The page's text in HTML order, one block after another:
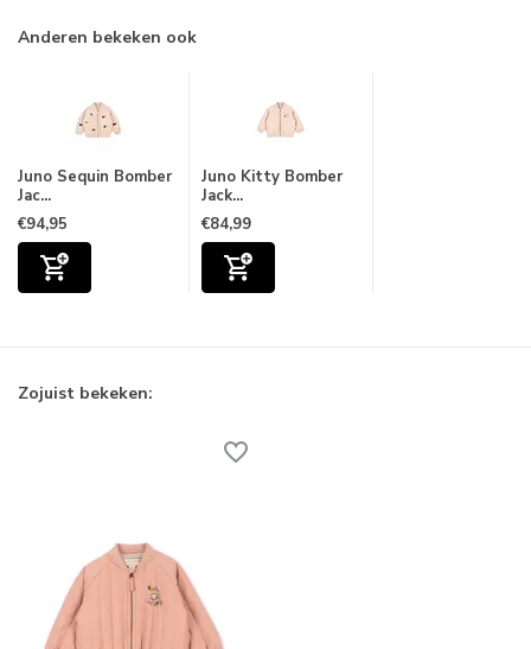
Anderen bekeken ook
Juno Sequin Bomber
Jac...
€94,95
Juno Kitty Bomber
Jack...
€84,99
Zojuist bekeken: